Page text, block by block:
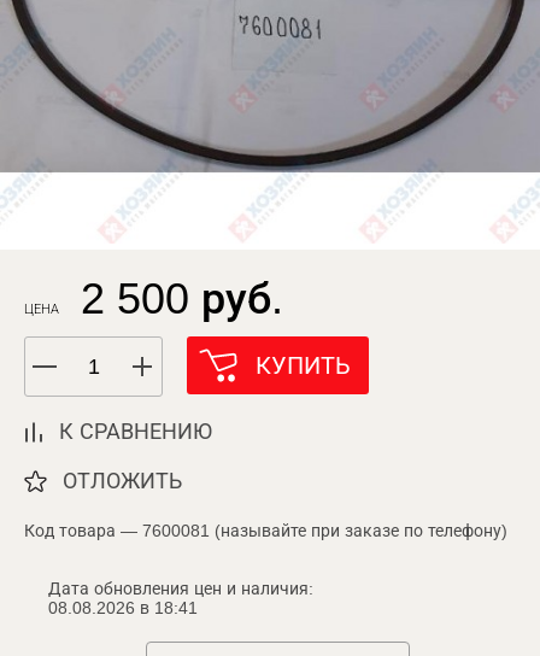
ЦЕНА 2 500 руб.
КУПИТЬ
К СРАВНЕНИЮ
ОТЛОЖИТЬ
Код товара — 7600081 (называйте при заказе по телефону)
Дата обновления цен и наличия:
08.08.2026 в 18:41